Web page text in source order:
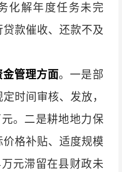
化解年度任务未完
款催收、还款不及
金管理方面。一是部
时间审核、发放，
。二是耕地地力保
格补贴、适度规模
万元滞留在县财政未